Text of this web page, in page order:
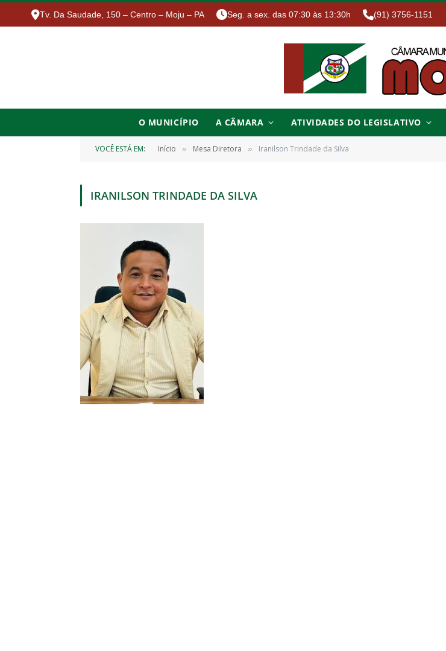
Tv. Da Saudade, 150 – Centro – Moju – PA Seg. a sex. das 07:30 às 13:30h (91) 3756-1151
O MUNICÍPIO A CÂMARA ATIVIDADES DO LEGISLATIVO
VOCÊ ESTÁ EM: Início » Mesa Diretora » Iranilson Trindade da Silva
IRANILSON TRINDADE DA SILVA